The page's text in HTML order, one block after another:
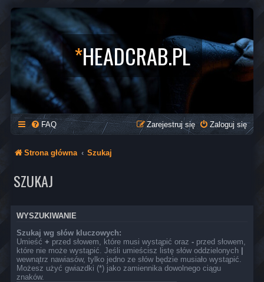
*HEADCRAB.PL
FAQ Zaloguj się
Zarejestruj się
Strona główna Szukaj
SZUKAJ
WYSZUKIWANIE
Szukaj wg słów kluczowych:
Umieść + przed słowem, które musi wystąpić oraz - przed słowem,
które nie może wystąpić. Jeśli umieścisz listę słów oddzielonych |
wewnątrz nawiasów, tylko jedno ze słów będzie musiało wystąpić.
Możesz użyć gwiazdki (*) jako zamiennika dowolnego ciągu
znaków.